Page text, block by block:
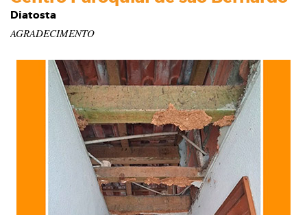
Diatosta
AGRADECIMENTO